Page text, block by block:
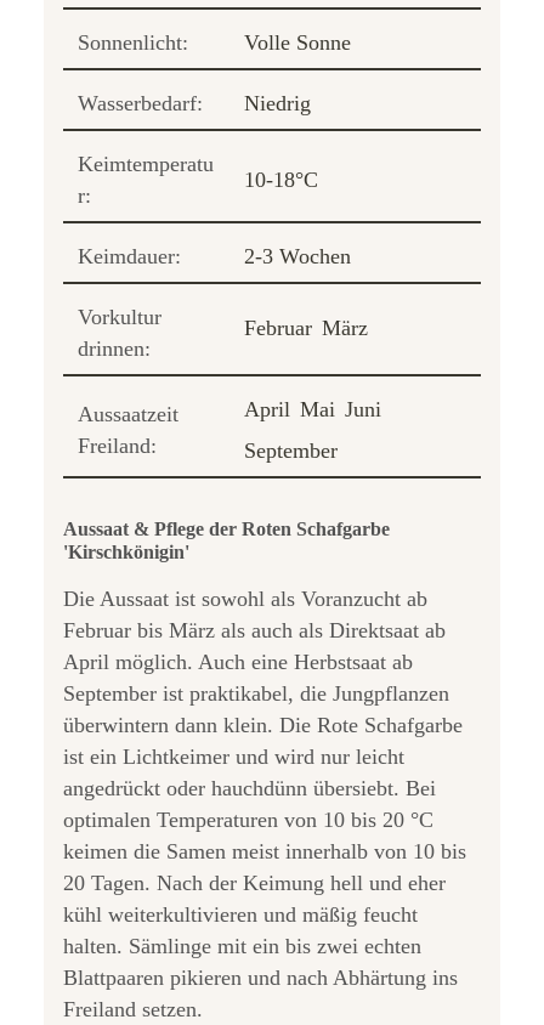
Sonnenlicht: Volle Sonne
Wasserbedarf: Niedrig
Keimtemperatu
r:
10-18°C
Keimdauer: 2-3 Wochen
Vorkultur
drinnen:
Februar März
Aussaatzeit
Freiland:
April Mai Juni
September
Aussaat & Pflege der Roten Schafgarbe
'Kirschkönigin'
Die Aussaat ist sowohl als Voranzucht ab
Februar bis März als auch als Direktsaat ab
April möglich. Auch eine Herbstsaat ab
September ist praktikabel, die Jungpflanzen
überwintern dann klein. Die Rote Schafgarbe
ist ein Lichtkeimer und wird nur leicht
angedrückt oder hauchdünn übersiebt. Bei
optimalen Temperaturen von 10 bis 20 °C
keimen die Samen meist innerhalb von 10 bis
20 Tagen. Nach der Keimung hell und eher
kühl weiterkultivieren und mäßig feucht
halten. Sämlinge mit ein bis zwei echten
Blattpaaren pikieren und nach Abhärtung ins
Freiland setzen.